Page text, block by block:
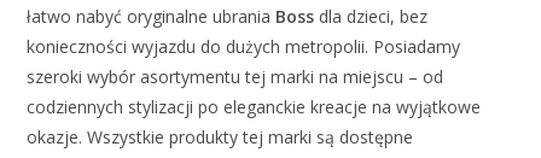
łatwo nabyć oryginalne ubrania Boss dla dzieci, bez
konieczności wyjazdu do dużych metropolii. Posiadamy
szeroki wybór asortymentu tej marki na miejscu – od
codziennych stylizacji po eleganckie kreacje na wyjątkowe
okazje. Wszystkie produkty tej marki są dostępne